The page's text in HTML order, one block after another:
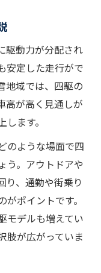
駆動力が分配され
安定した走行がで
地域では、四駆の
高が高く見通しが
ます。
のような場面で四
う。アウトドアや
り、通勤や街乗り
ポイントです。
モデルも増えてい
肢が広がっていま